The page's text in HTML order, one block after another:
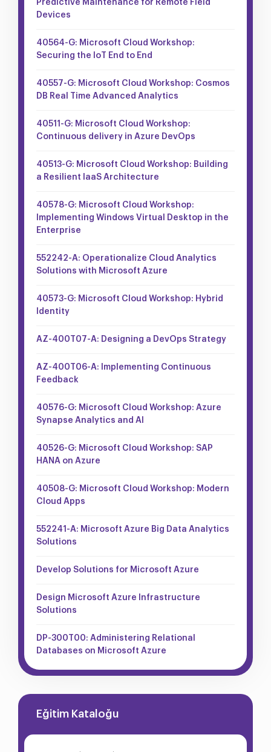
Predictive Maintenance for Remote Field
Devices
40564-G: Microsoft Cloud Workshop:
Securing the IoT End to End
40557-G: Microsoft Cloud Workshop: Cosmos
DB Real Time Advanced Analytics
40511-G: Microsoft Cloud Workshop:
Continuous delivery in Azure DevOps
40513-G: Microsoft Cloud Workshop: Building
a Resilient IaaS Architecture
40578-G: Microsoft Cloud Workshop:
Implementing Windows Virtual Desktop in the
Enterprise
552242-A: Operationalize Cloud Analytics
Solutions with Microsoft Azure
40573-G: Microsoft Cloud Workshop: Hybrid
Identity
AZ-400T07-A: Designing a DevOps Strategy
AZ-400T06-A: Implementing Continuous
Feedback
40576-G: Microsoft Cloud Workshop: Azure
Synapse Analytics and AI
40526-G: Microsoft Cloud Workshop: SAP
HANA on Azure
40508-G: Microsoft Cloud Workshop: Modern
Cloud Apps
552241-A: Microsoft Azure Big Data Analytics
Solutions
Develop Solutions for Microsoft Azure
Design Microsoft Azure Infrastructure
Solutions
DP-300T00: Administering Relational
Databases on Microsoft Azure
Eğitim Kataloğu